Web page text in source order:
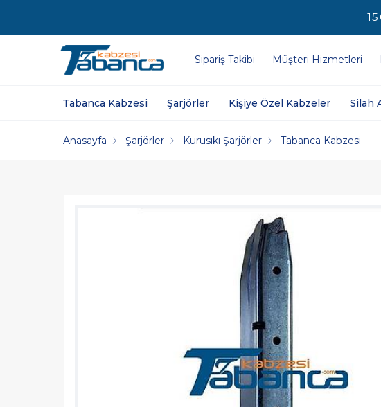
Sipariş Takibi Müşteri Hizmetleri
Tabanca Kabzesi Şarjörler Kişiye Özel Kabzeler Silah
Anasayfa Şarjörler Kurusıkı Şarjörler Tabanca Kabzesi